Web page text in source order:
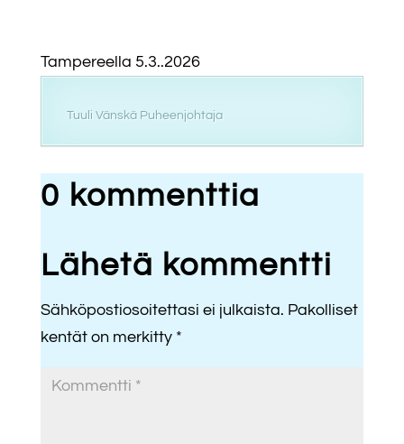
Tampereella 5.3..2026
Tuuli Vänskä Puheenjohtaja
0 kommenttia
Lähetä kommentti
Sähköpostiosoitettasi ei julkaista. Pakolliset
kentät on merkitty *